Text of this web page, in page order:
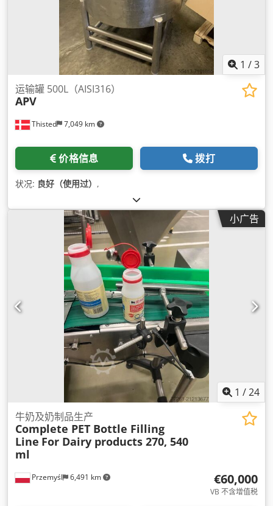
1 /3
Thisted 7,049 km
运输罐 500L（AISI316）
APV
价格信息 拨打
状况: 良好（使用过） ,
小广告
1 /24
Przemyśl 6,491 km
牛奶及奶制品生产
Complete PET Bottle Filling
Line For Dairy products 270, 540
ml
€60,000
VB 不含增值税